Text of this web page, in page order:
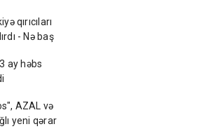
qırıcıları
- Nə baş
ay həbs
AZAL və
yeni qərar